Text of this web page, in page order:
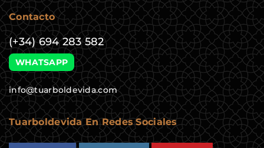
Contacto
(+34) 694 283 582
WHATSAPP
info@tuarboldevida.com
Tuarboldevida En Redes Sociales